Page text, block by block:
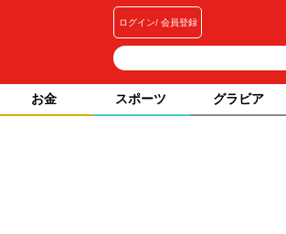
ログイン 会員登録
お金 スポーツ グラビア